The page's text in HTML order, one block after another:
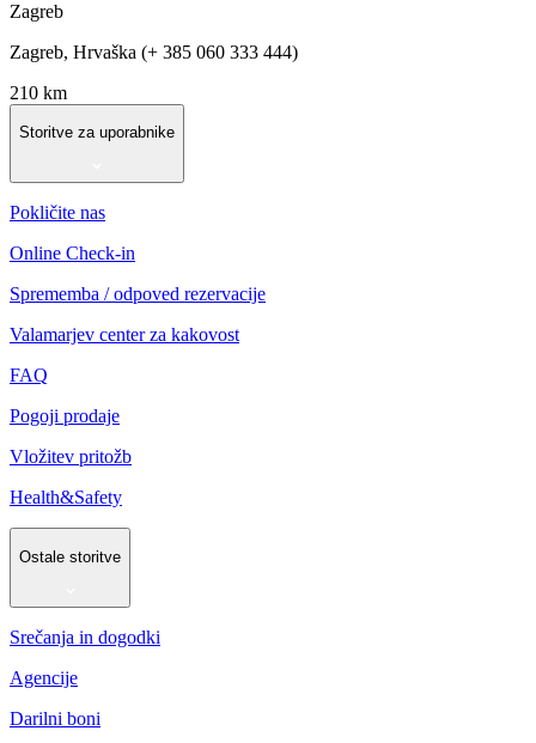
Zagreb
Zagreb, Hrvaška (+ 385 060 333 444)
210 km
Storitve za uporabnike
Pokličite nas
Online Check-in
Sprememba / odpoved rezervacije
Valamarjev center za kakovost
FAQ
Pogoji prodaje
Vložitev pritožb
Health&Safety
Ostale storitve
Srečanja in dogodki
Agencije
Darilni boni